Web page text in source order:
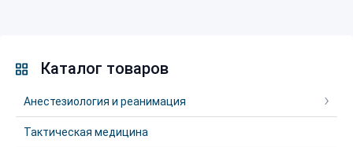
Каталог товаров
Анестезиология и реанимация
Тактическая медицина